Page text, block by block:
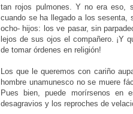
tan rojos pulmones. Y no era eso,
cuando se ha llegado a los
ocho- hijos: los ve pasar, sin
lejos de sus ojos el compañero. ¡Y
de tomar órdenes en religión!
Los que le queremos con cariño
hombre unamunesco no se muere
Pues bien, puede morírsenos en
desagravios y los reproches de